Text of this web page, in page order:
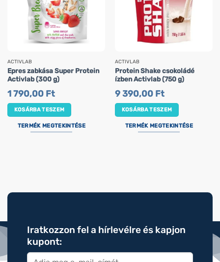
ACTIVLAB
Epres zabkása Super Protein
Activlab (300 g)
1 790,00 Ft
KOSÁRBA TESZEM
TERMÉK MEGTEKINTÉSE
ACTIVLAB
Protein Shake csokoládé
ízben Activlab (750 g)
9 390,00 Ft
KOSÁRBA TESZEM
TERMÉK MEGTEKINTÉSE
Iratkozzon fel a hírlevélre és kapjon
kupont: